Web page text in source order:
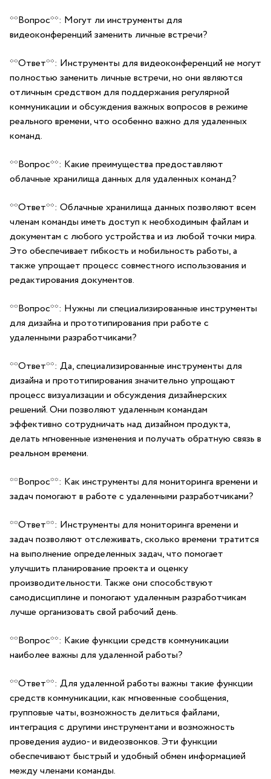
**Вопрос**: Могут ли инструменты для
видеоконференций заменить‌ личные ⁣встречи?
**Ответ**: Инструменты для видеоконференций не могут
полностью заменить личные встречи, но они являются
отличным средством для поддержания регулярной
коммуникации и⁢ обсуждения​ важных вопросов в режиме
реального ⁤времени, что особенно важно ‌для‌ удаленных
команд.
**Вопрос**: ​Какие преимущества предоставляют
облачные хранилища данных для удаленных команд?
**Ответ**: Облачные хранилища ​данных позволяют всем
членам команды иметь доступ к необходимым файлам ​и‍
документам с любого устройства и из любой точки мира.
Это обеспечивает ⁢гибкость ​и мобильность работы, а
также упрощает процесс совместного использования и
редактирования документов.
**Вопрос**: Нужны‌ ли специализированные инструменты‍
для дизайна ​и прототипирования при работе с⁣
удаленными разработчиками?
**Ответ**: Да, специализированные инструменты для
дизайна и прототипирования значительно упрощают
процесс визуализации​ и обсуждения дизайнерских
решений. Они позволяют удаленным командам
эффективно сотрудничать над ‍дизайном продукта,
делать мгновенные изменения и получать‍ обратную связь в
реальном времени.
**Вопрос**: Как инструменты для мониторинга‍ времени и
задач помогают в работе с удаленными разработчиками?
**Ответ**: Инструменты для мониторинга времени ⁣и
задач позволяют отслеживать, сколько времени тратится
на выполнение определенных задач, что помогает
улучшить планирование проекта и оценку
производительности. ⁤Также они ‌способствуют
самодисциплине и помогают удаленным разработчикам
лучше​ организовать свой рабочий день.
**Вопрос**: Какие функции средств коммуникации
наиболее важны для удаленной работы?
**Ответ**: Для удаленной работы важны такие функции
средств ‍коммуникации, как мгновенные сообщения,
групповые чаты, возможность ‌делиться файлами,
интеграция с другими⁢ инструментами и возможность
проведения аудио- и видеозвонков. Эти функции
обеспечивают быстрый и удобный обмен информацией
между членами команды. ⁣